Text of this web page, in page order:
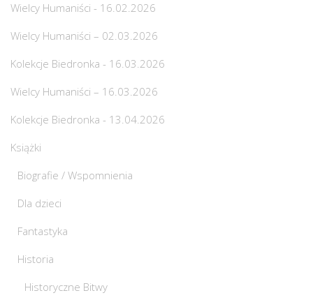
Wielcy Humaniści - 16.02.2026
Wielcy Humaniści – 02.03.2026
Kolekcje Biedronka - 16.03.2026
Wielcy Humaniści – 16.03.2026
Kolekcje Biedronka - 13.04.2026
Książki
Biografie / Wspomnienia
Dla dzieci
Fantastyka
Historia
Historyczne Bitwy